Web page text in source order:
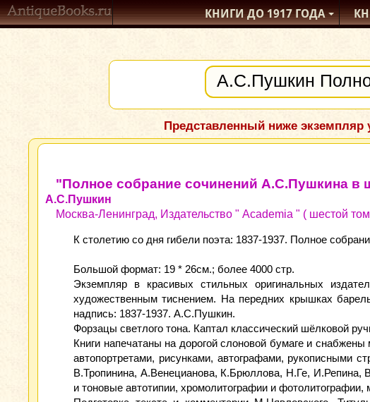
КНИГИ ДО 1917ГОДА
Представленный ниже экземпляр
"Полное собрание сочинений А.С.Пушкина в
А.С.Пушкин
Москва-Ленинград, Издательство " Academia " ( шестой
К столетию со дня гибели поэта: 1837-1937. Полное
Большой формат: 19 * 26см.; более 4000 стр.
Экземпляр в красивых стильных оригинальных
художественным тиснением. На передних крышках
надпись: 1837-1937. А.С.Пушкин.
Форзацы светлого тона. Каптал классический шёлковой
Книги напечатаны на дорогой слоновой бумаге и
автопортретами, рисунками, автографами, рукописными
В.Тропинина, А.Венецианова, К.Брюллова, Н.Ге,
и тоновые автотипии, хромолитографии и фотолитографии,